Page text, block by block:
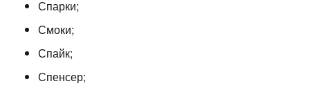
Спарки;
Смоки;
Спайк;
Спенсер;